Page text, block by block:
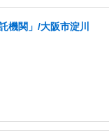
機関」/大阪市淀川